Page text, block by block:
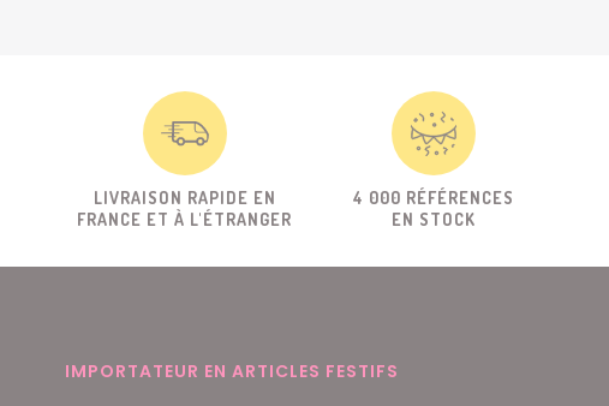
LIVRAISON RAPIDE EN
FRANCE ET À L'ÉTRANGER
4 000 RÉFÉRENCES
EN STOCK
IMPORTATEUR EN ARTICLES FESTIFS